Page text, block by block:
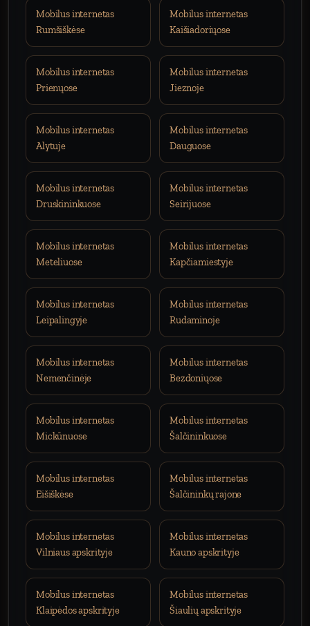
Mobilus internetas
Rumšiškėse
Mobilus internetas
Kaišiadoriųose
Mobilus internetas
Prienųose
Mobilus internetas
Jieznoje
Mobilus internetas
Alytuje
Mobilus internetas
Dauguose
Mobilus internetas
Druskininkuose
Mobilus internetas
Seirijuose
Mobilus internetas
Meteliuose
Mobilus internetas
Kapčiamiestyje
Mobilus internetas
Leipalingyje
Mobilus internetas
Rudaminoje
Mobilus internetas
Nemenčinėje
Mobilus internetas
Bezdoniųose
Mobilus internetas
Mickūnuose
Mobilus internetas
Šalčininkuose
Mobilus internetas
Eišiškėse
Mobilus internetas
Šalčininkų rajone
Mobilus internetas
Vilniaus apskrityje
Mobilus internetas
Kauno apskrityje
Mobilus internetas
Klaipėdos apskrityje
Mobilus internetas
Šiaulių apskrityje